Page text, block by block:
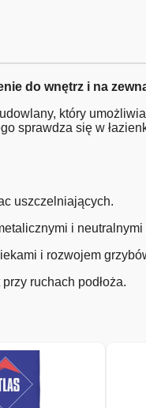
do wnętrz i na
który
sprawdza się w
uszczelniających.
i
i rozwojem
ruchach podłoża.